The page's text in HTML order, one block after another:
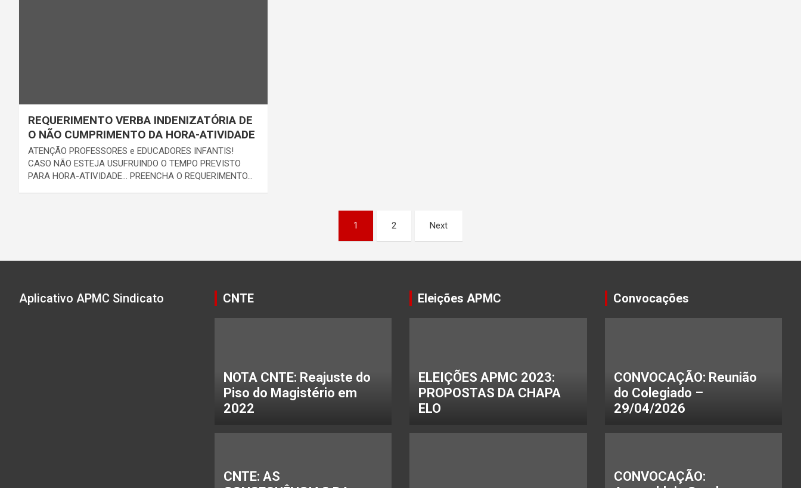
REQUERIMENTO VERBA INDENIZATÓRIA DE
O NÃO CUMPRIMENTO DA HORA-ATIVIDADE
ATENÇÃO PROFESSORES e EDUCADORES INFANTIS!
CASO NÃO ESTEJA USUFRUINDO O TEMPO PREVISTO
PARA HORA-ATIVIDADE… PREENCHA O REQUERIMENTO…
1 2 Next
Aplicativo APMC Sindicato CNTE
NOTA CNTE: Reajuste do
Piso do Magistério em
2022
CNTE: AS
Eleições APMC
ELEIÇÕES APMC 2023:
PROPOSTAS DA CHAPA
ELO
Convocações
CONVOCAÇÃO: Reunião
do Colegiado –
29/04/2026
CONVOCAÇÃO: